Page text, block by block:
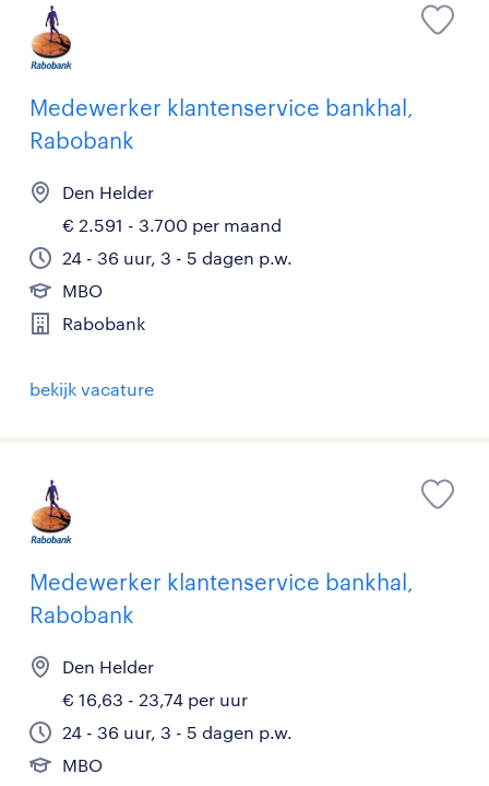
Medewerker klantenservice bankhal,
Rabobank
Den Helder
€ 2.591 - 3.700 per maand
24 - 36 uur, 3 - 5 dagen p.w.
MBO
Rabobank
bekijk vacature
Medewerker klantenservice bankhal,
Rabobank
Den Helder
€ 16,63 - 23,74 per uur
24 - 36 uur, 3 - 5 dagen p.w.
MBO